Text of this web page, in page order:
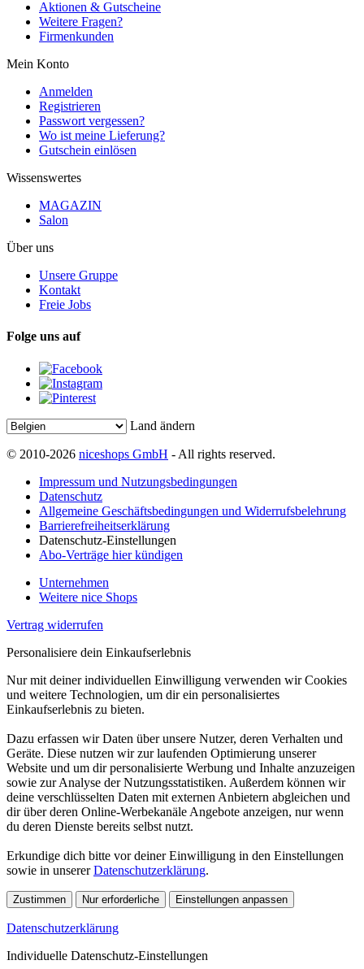
Aktionen & Gutscheine
Weitere Fragen?
Firmenkunden
Mein Konto
Anmelden
Registrieren
Passwort vergessen?
Wo ist meine Lieferung?
Gutschein einlösen
Wissenswertes
MAGAZIN
Salon
Über uns
Unsere Gruppe
Kontakt
Freie Jobs
Folge uns auf
Land ändern
© 2010-2026 niceshops GmbH - All rights reserved.
Impressum und Nutzungsbedingungen
Datenschutz
Allgemeine Geschäftsbedingungen und Widerrufsbelehrung
Barrierefreiheitserklärung
Datenschutz-Einstellungen
Abo-Verträge hier kündigen
Unternehmen
Weitere nice Shops
Vertrag widerrufen
Personalisiere dein Einkaufserlebnis
Nur mit deiner individuellen Einwilligung verwenden wir Cookies
und weitere Technologien, um dir ein personalisiertes
Einkaufserlebnis zu bieten.
Dazu erfassen wir Daten über unsere Nutzer, deren Verhalten und
Geräte. Diese nutzen wir zur laufenden Optimierung unserer
Website und um dir personalisierte Werbung und Inhalte anzuzeigen
sowie zur Analyse der Nutzungsstatistiken. Außerdem können wir
deine verschlüsselten Daten mit externen Anbietern abgleichen und
dir über deren Online-Werbekanäle Angebote anzeigen, nur wenn
du deren Dienste bereits selbst nutzt.
Erkundige dich bitte vor deiner Einwilligung in den Einstellungen
sowie in unsererDatenschutzerklärung.
Zustimmen Nur erforderliche Einstellungen anpassen
Datenschutzerklärung
Individuelle Datenschutz-Einstellungen